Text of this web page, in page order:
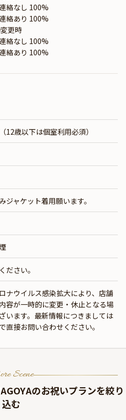
絡なし 100%
絡あり 100%
更時
絡なし 100%
絡あり 100%
12歳以下は個室利用必須）
ジャケット着用願います。
ださい。
ナウイルス感染拡大により、店舗
容が一時的に変更・休止となる場
います。最新情報につきましては
直接お問い合わせください。
Scene
のお祝いプランを絞り
込む